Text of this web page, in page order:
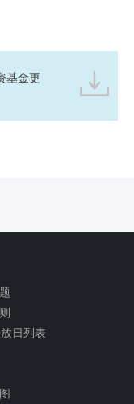
基金更
日列表